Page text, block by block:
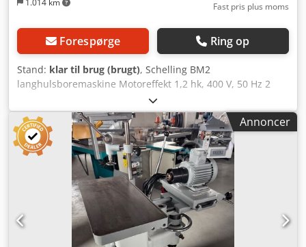
Fast pris plus moms
Forespørge Ring op
Stand: klar til brug (brugt), Schelling BM2
langhulsboremaskine Motoreffekt 1,2 hk, 400 V, 50 Hz 2
hastigheder Omdrejningstal 2800 o/min Bordstørrelse 650
x 330 mm Tværjustering 300 mm Dybdejustering 150 mm
Dodpfx Aozlv S Dof Aokr Højdejustering 170 mm Bordhøjde
880 mm Vægt ca. 280 kg Pris 1900,-
Annoncer